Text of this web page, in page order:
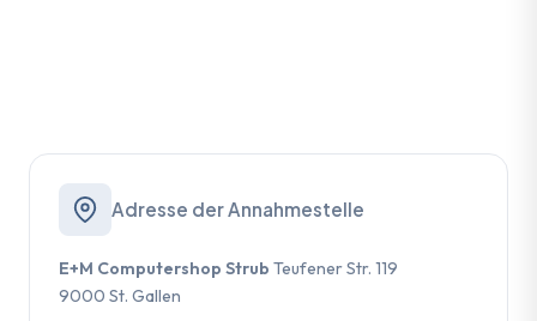
Adresse der Annahmestelle
E+M Computershop Strub Teufener Str. 119
9000 St. Gallen